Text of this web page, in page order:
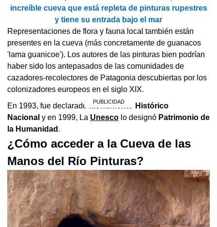
increíble cueva que está repleta de pinturas rupestres
y tiene su entrada bajo el mar
Representaciones de flora y fauna local también están
presentes en la cueva (más concretamente de guanacos
'lama guanicoe'). Los autores de las pinturas bien podrían
haber sido los antepasados de las comunidades de
cazadores-recolectores de Patagonia descubiertas por los
colonizadores europeos en el siglo XIX.
En 1993, fue declarado
Monumento Histórico
Nacional y en 1999, La Unesco lo designó Patrimonio de
la Humanidad .
¿Cómo acceder a la Cueva de las
Manos del Río Pinturas?